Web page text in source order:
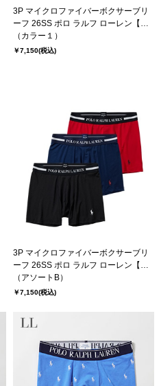
3P マイクロファイバーボクサーブリ
ーフ 26SS ポロ ラルフ ローレン【前
閉じ】(RM3-D501）
（カラー１）
￥7,150(税込)
3P マイクロファイバーボクサーブリ
ーフ 26SS ポロ ラルフ ローレン【前
閉じ】(RM3-D501）
（アソートB）
￥7,150(税込)